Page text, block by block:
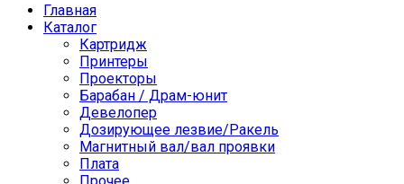
Главная
Каталог
Картридж
Принтеры
Проекторы
Барабан / Драм-юнит
Девелопер
Дозирующее лезвие/Ракель
Магнитный вал/вал проявки
Плата
Прочее